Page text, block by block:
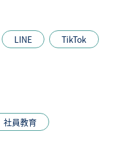
LINE
TikTok
社員教育